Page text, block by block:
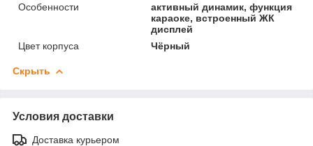
Особенности
активный динамик, функция
караоке, встроенный ЖК
дисплей
Цвет корпуса
Чёрный
Скрыть
Условия доставки
Доставка курьером